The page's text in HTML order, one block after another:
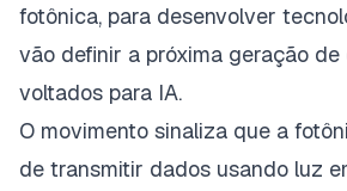
fotônica, para desenvolver
vão definir a próxima geração
voltados para IA.
O movimento sinaliza que a
de transmitir dados usando luz